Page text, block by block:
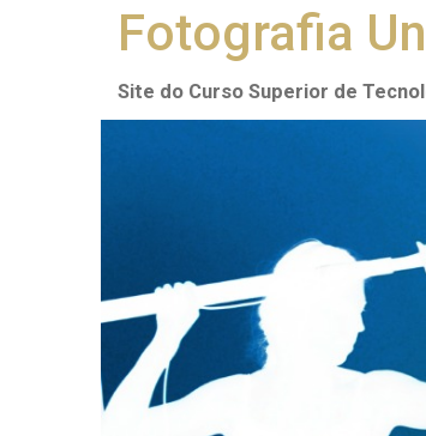
Fotografia
Site do Curso Superior de